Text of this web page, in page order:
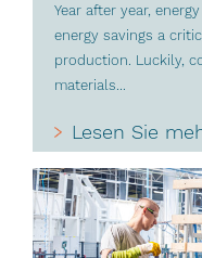
Year after year,
energy savings a
production. Luckily,
materials...
Lesen Sie